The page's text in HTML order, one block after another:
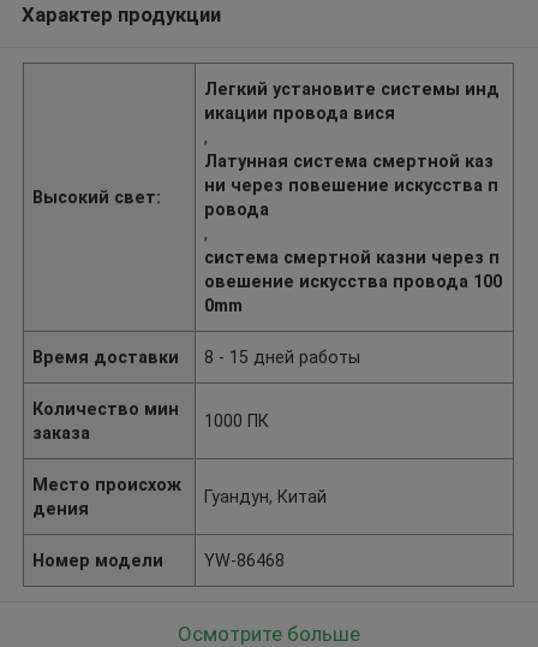
Характер продукции
Высокий свет:
Легкий установите системы инд
икации провода вися
,
Латунная система смертной каз
ни через повешение искусства п
ровода
,
система смертной казни через п
овешение искусства провода 100
0mm
Время доставки 8 - 15 дней работы
Количество мин
заказа
1000 ПК
Место происхож
дения
Гуандун, Китай
Номер модели YW-86468
Осмотрите больше